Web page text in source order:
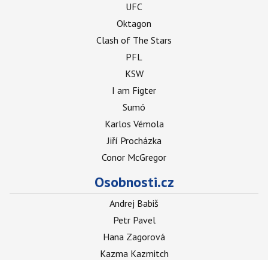
UFC
Oktagon
Clash of The Stars
PFL
KSW
I am Figter
Sumó
Karlos Vémola
Jiří Procházka
Conor McGregor
Osobnosti.cz
Andrej Babiš
Petr Pavel
Hana Zagorová
Kazma Kazmitch